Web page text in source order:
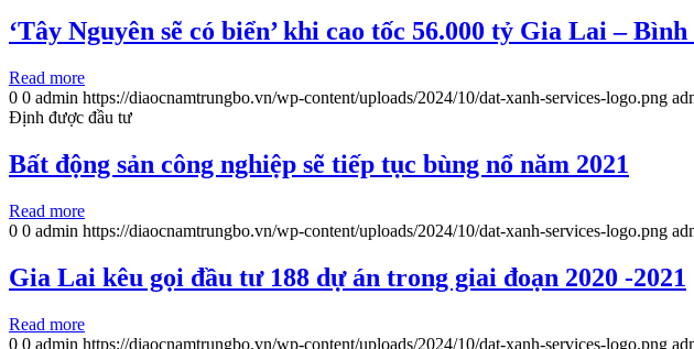
‘Tây Nguyên sẽ có biển’ khi cao tốc 56.000 tỷ Gia Lai –
Read more
0 0 admin https://diaocnamtrungbo.vn/wp-content/uploads/2024/10/dat-xanh-services-logo.png
Định được đầu tư
Bất động sản công nghiệp sẽ tiếp tục bùng nổ năm 2021
Read more
0 0 admin https://diaocnamtrungbo.vn/wp-content/uploads/2024/10/dat-xanh-services-logo.png
Gia Lai kêu gọi đầu tư 188 dự án trong giai đoạn 2020 -2021
Read more
0 0 admin https://diaocnamtrungbo.vn/wp-content/uploads/2024/10/dat-xanh-services-logo.png